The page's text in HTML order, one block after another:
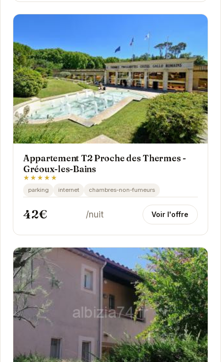
Appartement T2 Proche des Thermes -
Gréoux-les-Bains
★★★★★
parking internet chambres-non-fumeurs
42€ /nuit Voir l'offre